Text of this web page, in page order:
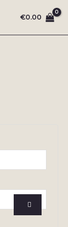
€0.00